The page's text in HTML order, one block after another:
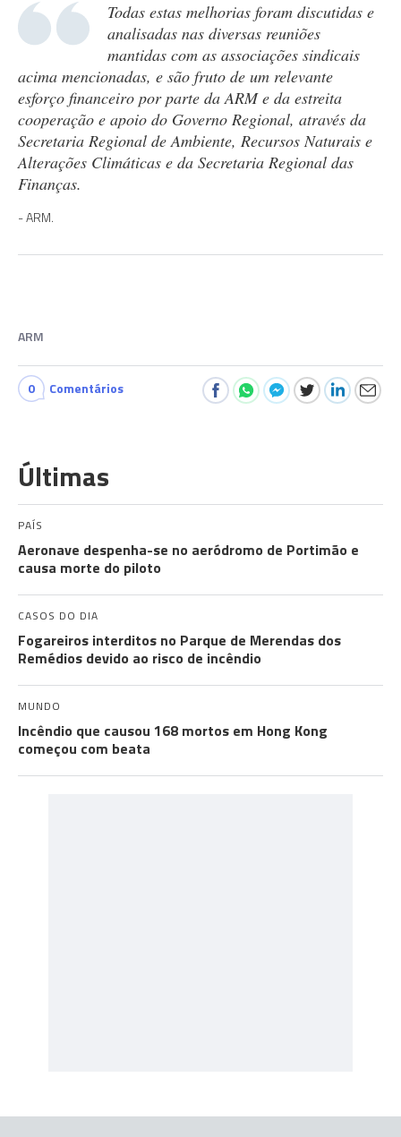
Todas estas melhorias foram discutidas e
analisadas nas diversas reuniões
mantidas com as associações sindicais
acima mencionadas, e são fruto de um relevante
esforço financeiro por parte da ARM e da estreita
cooperação e apoio do Governo Regional, através da
Secretaria Regional de Ambiente, Recursos Naturais e
Alterações Climáticas e da Secretaria Regional das
Finanças.
ARM.
ARM
0 Comentários
Últimas
PAÍS
Aeronave despenha-se no aeródromo de Portimão e
causa morte do piloto
CASOS DO DIA
Fogareiros interditos no Parque de Merendas dos
Remédios devido ao risco de incêndio
MUNDO
Incêndio que causou 168 mortos em Hong Kong
começou com beata